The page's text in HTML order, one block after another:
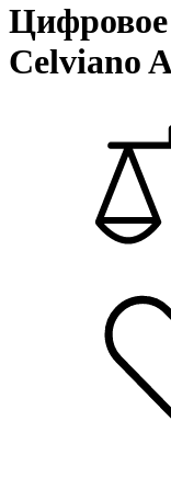
Celviano